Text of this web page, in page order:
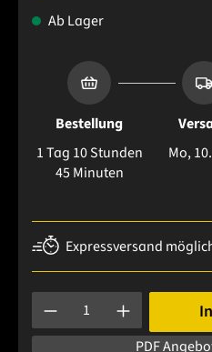
Ab Lager
Bestellung
1 Tag 10 Stunden
45 Minuten
Mo,
Expressversand
Produkt Anzahl: Gib den
PDF